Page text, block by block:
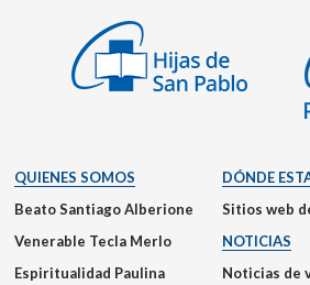
QUIENES SOMOS
Beato Santiago Alberione
Venerable Tecla Merlo
Espiritualidad Paulina
DÓNDE
Sitios web
NOTICIAS
Noticias de